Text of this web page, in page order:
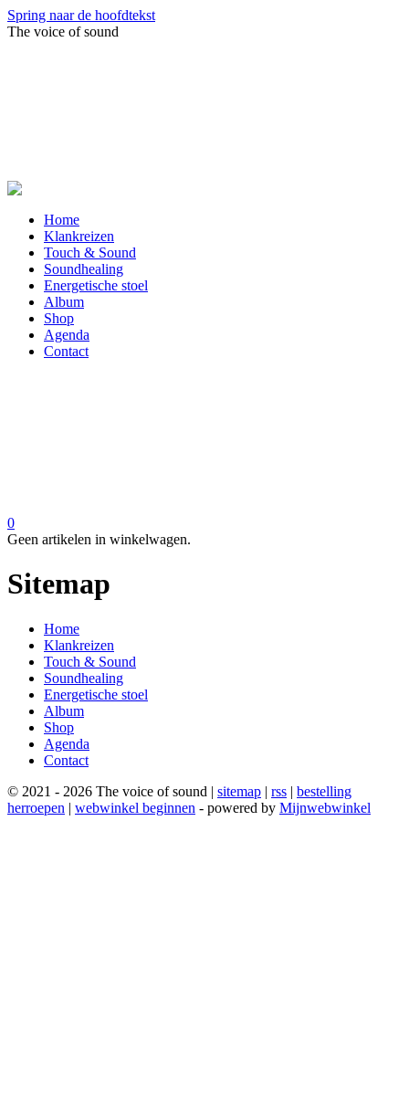
Spring naar de hoofdtekst
The voice of sound
Home
Klankreizen
Touch & Sound
Soundhealing
Energetische stoel
Album
Shop
Agenda
Contact
0
Geen artikelen in winkelwagen.
Sitemap
Home
Klankreizen
Touch & Sound
Soundhealing
Energetische stoel
Album
Shop
Agenda
Contact
© 2021 - 2026 The voice of sound | sitemap | rss | bestelling
herroepen | webwinkel beginnen - powered by Mijnwebwinkel